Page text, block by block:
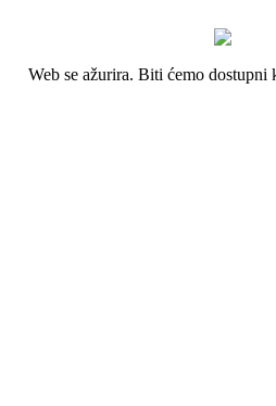
Web se ažurira. Biti ćemo dostupni